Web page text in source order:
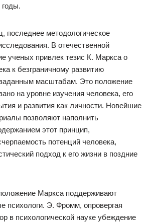
годы.
последнее методологическое
В отечественной
ученых привлек тезис К. Маркса о
к безграничному развитию
масштабам. Это положение
на уровне изучения человека, его
и развития как личности. Новейшие
позволяют наполнить
этот принцип,
потенций человека,
подход к его жизни в поздние
Маркса поддерживают
психологи. Э. Фромм, опровергая
в психологической науке убеждение